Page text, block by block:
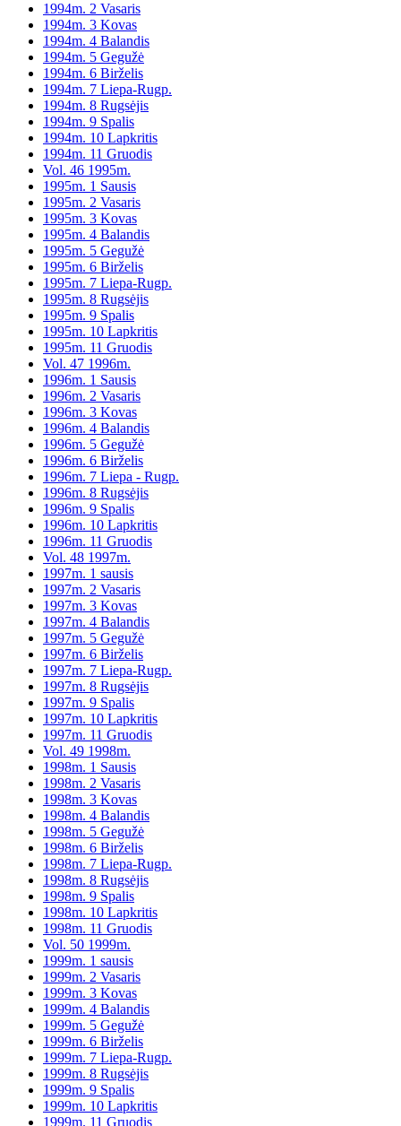
1994m. 2 Vasaris
1994m. 3 Kovas
1994m. 4 Balandis
1994m. 5 Gegužė
1994m. 6 Birželis
1994m. 7 Liepa-Rugp.
1994m. 8 Rugsėjis
1994m. 9 Spalis
1994m. 10 Lapkritis
1994m. 11 Gruodis
Vol. 46 1995m.
1995m. 1 Sausis
1995m. 2 Vasaris
1995m. 3 Kovas
1995m. 4 Balandis
1995m. 5 Gegužė
1995m. 6 Birželis
1995m. 7 Liepa-Rugp.
1995m. 8 Rugsėjis
1995m. 9 Spalis
1995m. 10 Lapkritis
1995m. 11 Gruodis
Vol. 47 1996m.
1996m. 1 Sausis
1996m. 2 Vasaris
1996m. 3 Kovas
1996m. 4 Balandis
1996m. 5 Gegužė
1996m. 6 Birželis
1996m. 7 Liepa - Rugp.
1996m. 8 Rugsėjis
1996m. 9 Spalis
1996m. 10 Lapkritis
1996m. 11 Gruodis
Vol. 48 1997m.
1997m. 1 sausis
1997m. 2 Vasaris
1997m. 3 Kovas
1997m. 4 Balandis
1997m. 5 Gegužė
1997m. 6 Birželis
1997m. 7 Liepa-Rugp.
1997m. 8 Rugsėjis
1997m. 9 Spalis
1997m. 10 Lapkritis
1997m. 11 Gruodis
Vol. 49 1998m.
1998m. 1 Sausis
1998m. 2 Vasaris
1998m. 3 Kovas
1998m. 4 Balandis
1998m. 5 Gegužė
1998m. 6 Birželis
1998m. 7 Liepa-Rugp.
1998m. 8 Rugsėjis
1998m. 9 Spalis
1998m. 10 Lapkritis
1998m. 11 Gruodis
Vol. 50 1999m.
1999m. 1 sausis
1999m. 2 Vasaris
1999m. 3 Kovas
1999m. 4 Balandis
1999m. 5 Gegužė
1999m. 6 Birželis
1999m. 7 Liepa-Rugp.
1999m. 8 Rugsėjis
1999m. 9 Spalis
1999m. 10 Lapkritis
1999m. 11 Gruodis